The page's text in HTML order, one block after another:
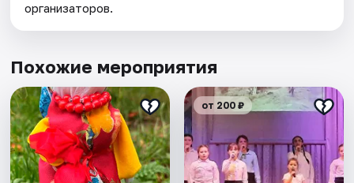
организаторов.
Похожие мероприятия
от 200 ₽